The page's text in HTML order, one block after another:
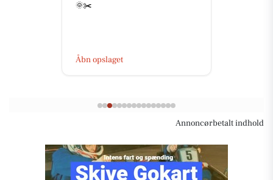
🌞✂️
Åbn opslaget
Annoncørbetalt indhold